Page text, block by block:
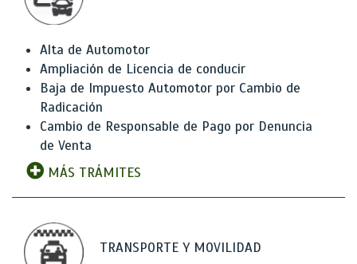
Alta de Automotor
Ampliación de Licencia de conducir
Baja de Impuesto Automotor por Cambio de
Radicación
Cambio de Responsable de Pago por Denuncia
de Venta
MÁS TRÁMITES
TRANSPORTE Y MOVILIDAD